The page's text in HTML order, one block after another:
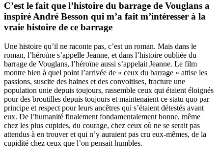
C’est le fait que l’histoire du barrage de Vouglans a
inspiré André Besson qui m’a fait m’intéresser à la
vraie histoire de ce barrage
Une histoire qu’il ne raconte pas, c’est un roman. Mais dans le
roman, l’héroïne s’appelle Jeanne, et dans l’histoire oubliée du
barrage de Vouglans, l’héroïne aussi s’appelait Jeanne. Le film
montre bien à quel point l’arrivée de « ceux du barrage » attise les
passions, suscite des haines et des convoitises, fracture une
population unie depuis toujours, rassemble ceux qui étaient éloignés
pour des broutilles depuis toujours et maintenaient ce statu quo par
principe et respect pour leurs ancêtres qui s’étaient détestés avant
eux. De l’humanité finalement fondamentalement bonne, même
chez les plus cupides, du courage, chez ceux où ne se serait pas
attendus à en trouver et qui n’y auraient pas cru eux-mêmes, de la
cupidité chez ceux que l’on pensait humbles.